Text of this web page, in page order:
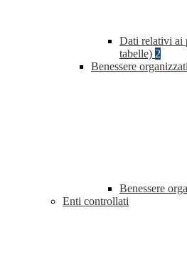
Dati relativi ai
tabelle) 2
Benessere
Benessere
Enti controllati